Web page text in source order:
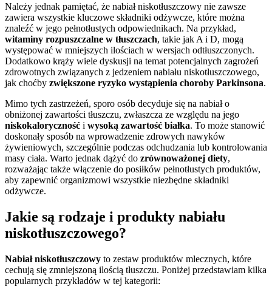
Należy jednak pamiętać, że nabiał niskotłuszczowy nie zawsze
zawiera wszystkie kluczowe składniki odżywcze, które można
znaleźć w jego pełnotłustych odpowiednikach. Na przykład,
witaminy rozpuszczalne w tłuszczach, takie jak A i D, mogą
występować w mniejszych ilościach w wersjach odtłuszczonych.
Dodatkowo krąży wiele dyskusji na temat potencjalnych zagrożeń
zdrowotnych związanych z jedzeniem nabiału niskotłuszczowego,
jak choćby zwiększone ryzyko wystąpienia choroby Parkinsona.
Mimo tych zastrzeżeń, sporo osób decyduje się na nabiał o
obniżonej zawartości tłuszczu, zwłaszcza ze względu na jego
niskokaloryczność i wysoką zawartość białka. To może stanowić
doskonały sposób na wprowadzenie zdrowych nawyków
żywieniowych, szczególnie podczas odchudzania lub kontrolowania
masy ciała. Warto jednak dążyć do zrównoważonej diety,
rozważając także włączenie do posiłków pełnotłustych produktów,
aby zapewnić organizmowi wszystkie niezbędne składniki
odżywcze.
Jakie są rodzaje i produkty nabiału
niskotłuszczowego?
Nabiał niskotłuszczowy to zestaw produktów mlecznych, które
cechują się zmniejszoną ilością tłuszczu. Poniżej przedstawiam kilka
popularnych przykładów w tej kategorii: